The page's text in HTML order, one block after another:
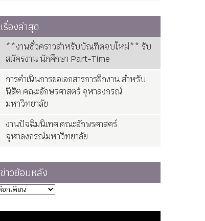
เรื่องล่าสุด
**งานชั่วคราวสำหรับบัณฑิตจบใหม่** รับ
สมัครงาน นักศึกษา Part-Time
การดำเนินการขอเอกสารการฝึกงาน สำหรับ
นิสิต คณะอักษรศาสตร์ จุฬาลงกรณ์
มหาวิทยาลัย
งานปัจฉิมนิเทศ คณะอักษรศาสตร์
จุฬาลงกรณ์มหาวิทยาลัย
ข่าวย้อนหลัง